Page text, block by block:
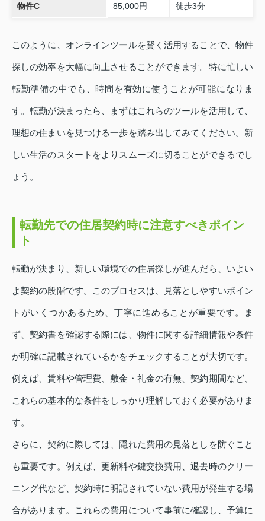
物件C 85,000円 徒歩3分
このように、オンラインツールを賢く活用することで、物件
探しの効率を大幅に向上させることができます。特に忙しい
転勤準備の中でも、時間を有効に使うことが可能になりま
す。転勤が決まったら、まずはこれらのツールを活用して、
理想の住まいを見つける一歩を踏み出してみてください。新
しい生活のスタートをよりスムーズに切ることができるでし
ょう。
転勤先での住居契約時に注意すべきポイン
ト
転勤が決まり、新しい環境での住居探しが進んだら、いよい
よ契約の段階です。このプロセスは、見落としやすいポイン
トがいくつかあるため、丁寧に進めることが重要です。ま
ず、契約書を確認する際には、物件に関する詳細情報や条件
が明確に記載されているかをチェックすることが大切です。
例えば、賃料や管理費、敷金・礼金の有無、契約期間など、
これらの基本的な条件をしっかり理解しておく必要がありま
す。
さらに、契約に際しては、隠れた費用の見落としを防ぐこと
も重要です。例えば、更新料や鍵交換費用、退去時のクリー
ニング代など、契約時に明記されていない費用が発生する場
合があります。これらの費用について事前に確認し、予算に